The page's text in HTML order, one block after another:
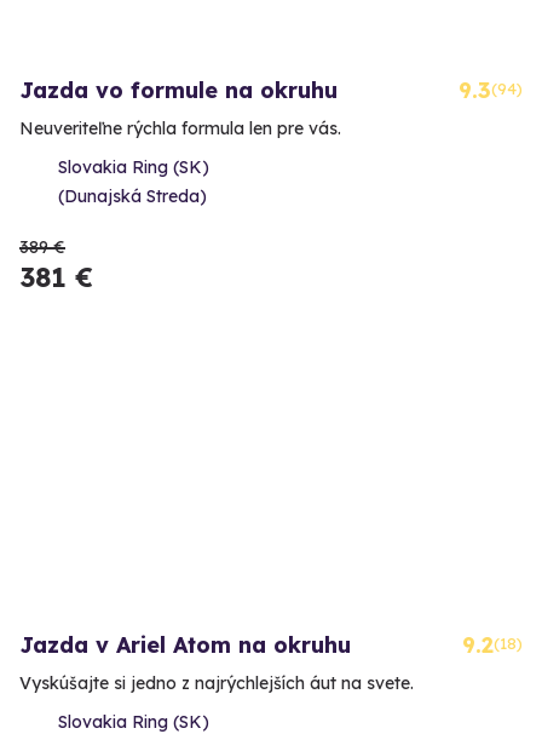
Jazda vo formule na okruhu 9.3(94)
Neuveriteľne rýchla formula len pre vás.
Slovakia Ring (SK)
(Dunajská Streda)
389 €
381 €
Jazda v Ariel Atom na okruhu 9.2(18)
Vyskúšajte si jedno z najrýchlejších áut na svete.
Slovakia Ring (SK)